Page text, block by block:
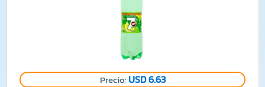
Precio: USD 6.63